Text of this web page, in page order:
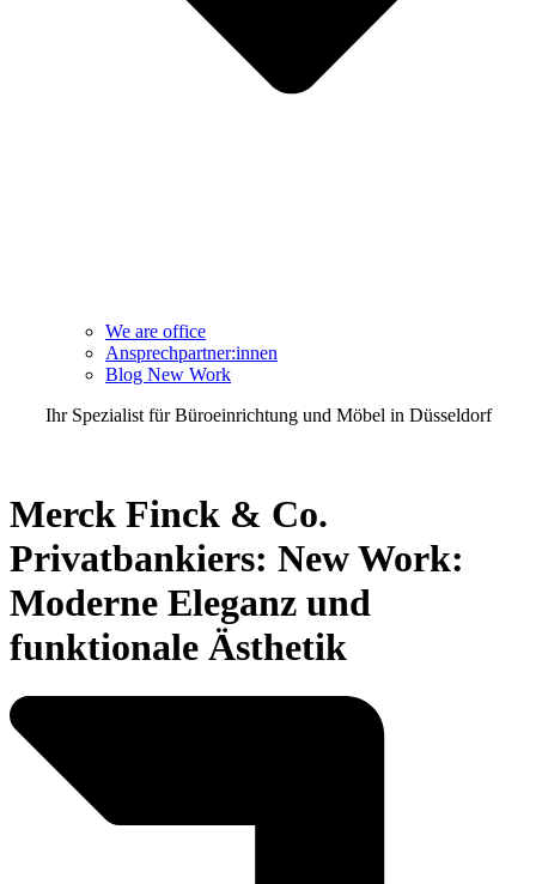
We are office
Ansprechpartner:innen
Blog New Work
Ihr Spezialist für Büroeinrichtung und Möbel in Düsseldorf
Merck Finck & Co.
Privatbankiers: New Work:
Moderne Eleganz und
funktionale Ästhetik